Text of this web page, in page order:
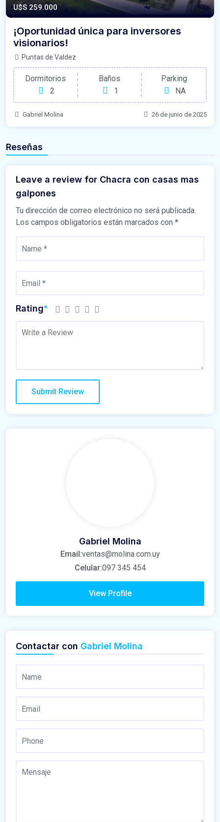
U$S 259.000
¡Oportunidad única para inversores
visionarios!
Puntas de Valdez
Dormitorios
2
Baños
1
Parking
NA
Gabriel Molina 26 de junio de 2025
Reseñas
Leave a review for Chacra con casas mas
galpones
Tu dirección de correo electrónico no será publicada.
Los campos obligatorios están marcados con *
Rating*
Gabriel Molina
Email:ventas@molina.com.uy
Celular:097 345 454
View Profile
Contactar con Gabriel Molina